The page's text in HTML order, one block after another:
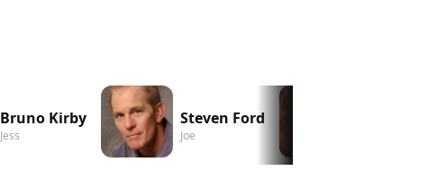
Bruno Kirby
Jess
Steven Ford
Joe